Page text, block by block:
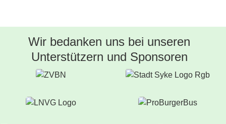
Wir bedanken uns bei unseren
Unterstützern und Sponsoren